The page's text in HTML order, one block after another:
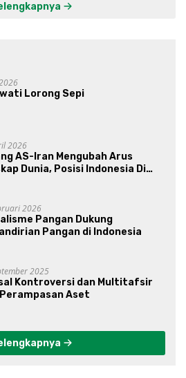
Lorong Sepi
2026
AS-Iran Mengubah Arus
Dunia, Posisi Indonesia Di
2026
Pangan Dukung
Pangan di Indonesia
2025
Kontroversi dan Multitafsir
Perampasan Aset